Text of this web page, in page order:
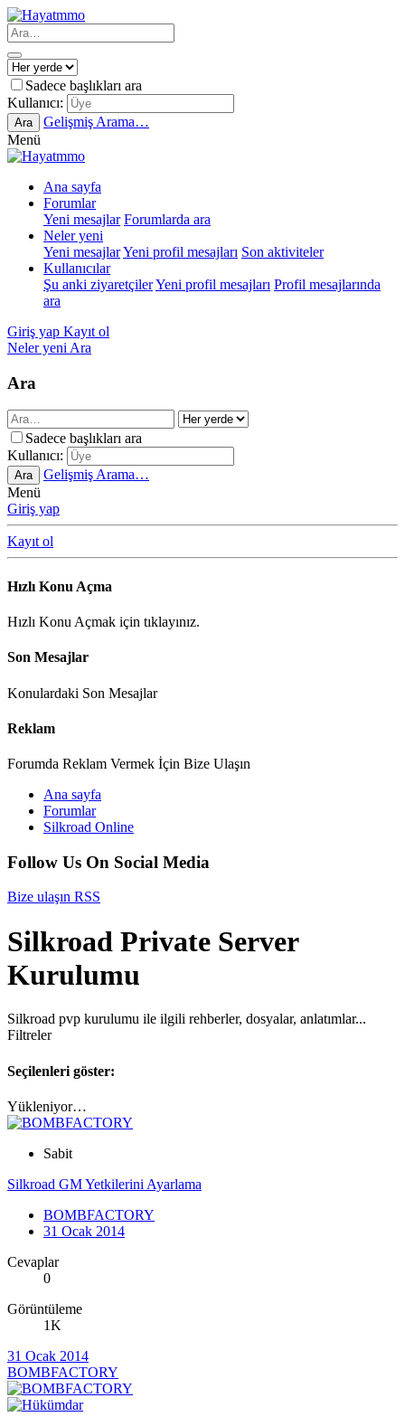
Sadece başlıkları ara
Kullanıcı:
Ara
Gelişmiş Arama…
Menü
Ana sayfa
Forumlar
Yeni mesajlar Forumlarda ara
Neler yeni
Yeni mesajlarYeni profil mesajları Son aktiviteler
Kullanıcılar
Şu anki ziyaretçilerYeni profil mesajları Profil mesajlarında
ara
Giriş yap Kayıt ol
Neler yeni Ara
Ara
Sadece başlıkları ara
Kullanıcı:
Ara
Gelişmiş Arama…
Menü
Giriş yap
Kayıt ol
Hızlı Konu Açma
Hızlı Konu Açmak için tıklayınız.
Son Mesajlar
Konulardaki Son Mesajlar
Reklam
Forumda Reklam Vermek İçin Bize Ulaşın
Ana sayfa
Forumlar
Silkroad Online
Follow Us On Social Media
Bize ulaşın RSS
Silkroad Private Server
Kurulumu
Silkroad pvp kurulumu ile ilgili rehberler, dosyalar, anlatımlar...
Filtreler
Seçilenleri göster:
Yükleniyor…
Sabit
Silkroad GM Yetkilerini Ayarlama
BOMBFACTORY
31 Ocak 2014
Cevaplar
0
Görüntüleme
1K
31 Ocak 2014
BOMBFACTORY